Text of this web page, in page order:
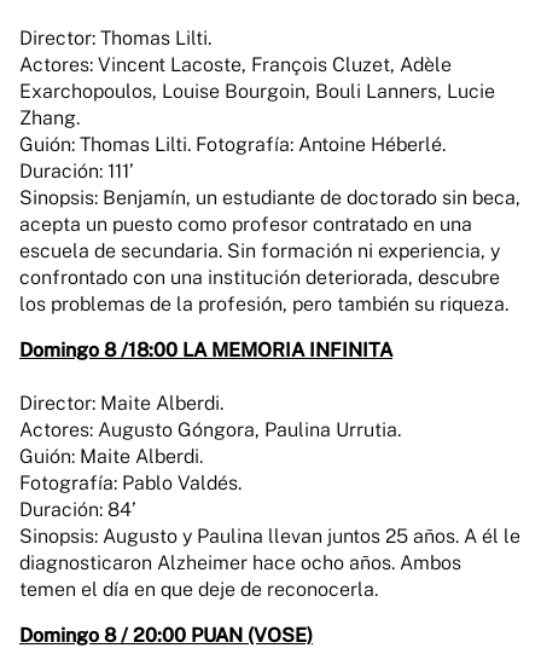
Director: Thomas Lilti.
Actores: Vincent Lacoste, François Cluzet, Adèle
Exarchopoulos, Louise Bourgoin, Bouli Lanners, Lucie
Zhang.
Guión: Thomas Lilti. Fotografía: Antoine Héberlé.
Duración: 111’
Sinopsis: Benjamín, un estudiante de doctorado sin beca,
acepta un puesto como profesor contratado en una
escuela de secundaria. Sin formación ni experiencia, y
confrontado con una institución deteriorada, descubre
los problemas de la profesión, pero también su riqueza.
Domingo 8 /18:00 LA MEMORIA INFINITA
Director: Maite Alberdi.
Actores: Augusto Góngora, Paulina Urrutia.
Guión: Maite Alberdi.
Fotografía: Pablo Valdés.
Duración: 84’
Sinopsis: Augusto y Paulina llevan juntos 25 años. A él le
diagnosticaron Alzheimer hace ocho años. Ambos
temen el día en que deje de reconocerla.
Domingo 8 / 20:00 PUAN (VOSE)